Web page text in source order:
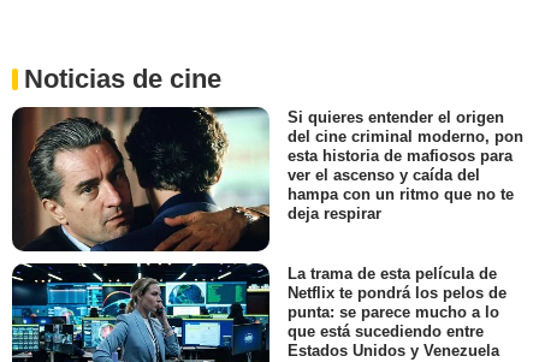
Noticias de cine
Si quieres entender el origen
del cine criminal moderno, pon
esta historia de mafiosos para
ver el ascenso y caída del
hampa con un ritmo que no te
deja respirar
La trama de esta película de
Netflix te pondrá los pelos de
punta: se parece mucho a lo
que está sucediendo entre
Estados Unidos y Venezuela